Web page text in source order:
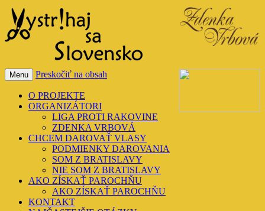
VystrihajSaSlovensko
Menu Preskočiť na obsah
O PROJEKTE
ORGANIZÁTORI
LIGA PROTI RAKOVINE
ZDENKA VRBOVÁ
CHCEM DAROVAŤ VLASY
PODMIENKY DAROVANIA
SOM Z BRATISLAVY
NIE SOM Z BRATISLAVY
AKO ZÍSKAŤ PAROCHŇU
AKO ZÍSKAŤ PAROCHŇU
KONTAKT